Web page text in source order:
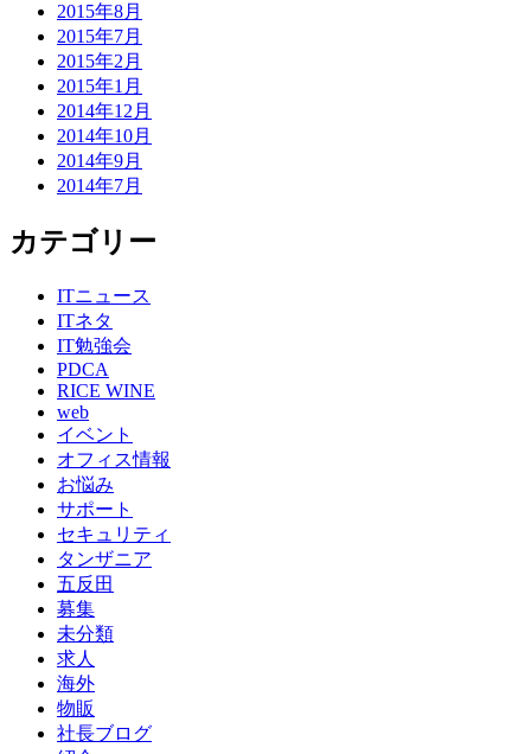
2015年8月
2015年7月
2015年2月
2015年1月
2014年12月
2014年10月
2014年9月
2014年7月
カテゴリー
ITニュース
ITネタ
IT勉強会
PDCA
RICE WINE
web
イベント
オフィス情報
お悩み
サポート
セキュリティ
タンザニア
五反田
募集
未分類
求人
海外
物販
社長ブログ